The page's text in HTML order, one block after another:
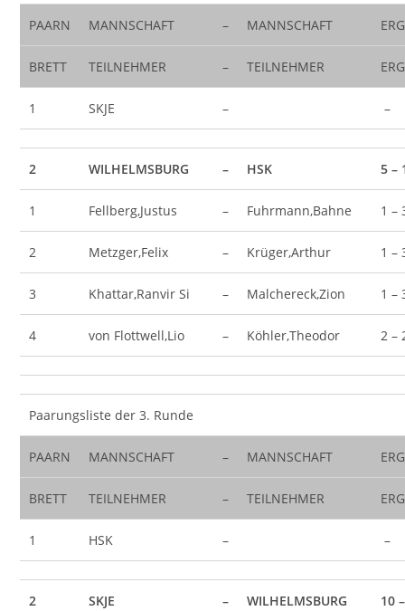
PAARN MANNSCHAFT – MANNSCHAFT
BRETT TEILNEHMER – TEILNEHMER
1 SKJE – –
2 WILHELMSBURG – HSK 5 –
1 Fellberg,Justus – Fuhrmann,Bahne 1 –
2 Metzger,Felix – Krüger,Arthur 1 –
3 Khattar,Ranvir Si – Malchereck,Zion 1 –
4 von Flottwell,Lio – Köhler,Theodor 2 –
Paarungsliste der 3. Runde
PAARN MANNSCHAFT – MANNSCHAFT
BRETT TEILNEHMER – TEILNEHMER
1 HSK – –
2 SKJE – WILHELMSBURG 10